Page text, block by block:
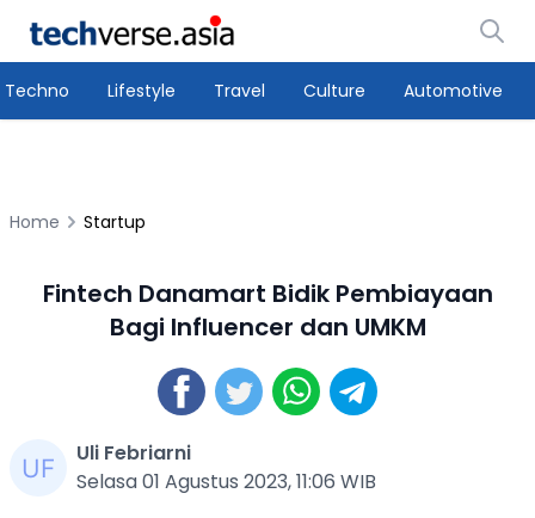
Techno Lifestyle Travel Culture Automotive
Home Startup
Fintech Danamart Bidik Pembiayaan
Bagi Influencer dan UMKM
Uli Febriarni
Selasa 01 Agustus 2023, 11:06 WIB